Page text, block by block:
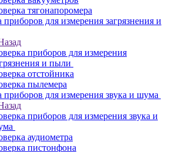
тягонапоромера
приборов для измерения загрязнения и
приборов для измерения
и пыли
отстойника
пылемера
приборов для измерения звука и шума
приборов для измерения звука и
аудиометра
пистонфона